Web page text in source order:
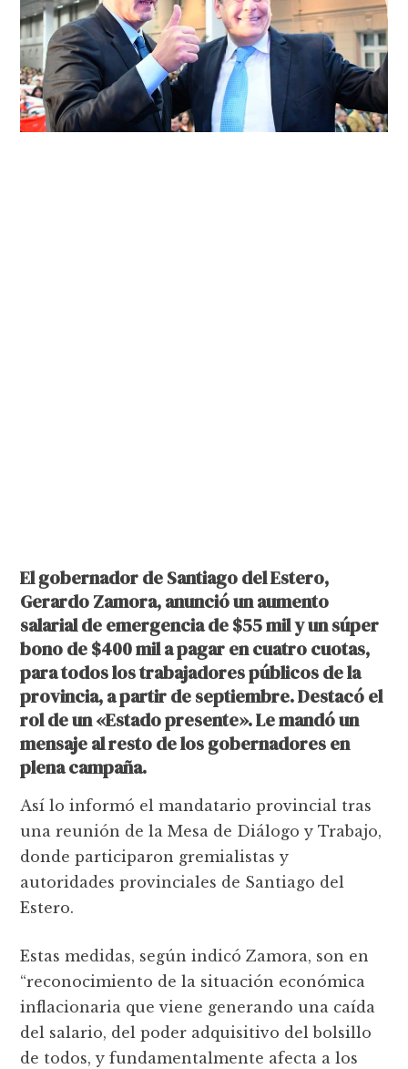
El gobernador de Santiago del Estero,
Gerardo Zamora, anunció un aumento
salarial de emergencia de $55 mil y un súper
bono de $400 mil a pagar en cuatro cuotas,
para todos los trabajadores públicos de la
provincia, a partir de septiembre. Destacó el
rol de un «Estado presente». Le mandó un
mensaje al resto de los gobernadores en
plena campaña.
Así lo informó el mandatario provincial tras
una reunión de la Mesa de Diálogo y Trabajo,
donde participaron gremialistas y
autoridades provinciales de Santiago del
Estero.
Estas medidas, según indicó Zamora, son en
“reconocimiento de la situación económica
inflacionaria que viene generando una caída
del salario, del poder adquisitivo del bolsillo
de todos, y fundamentalmente afecta a los